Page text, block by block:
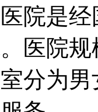
院是
医院
分为